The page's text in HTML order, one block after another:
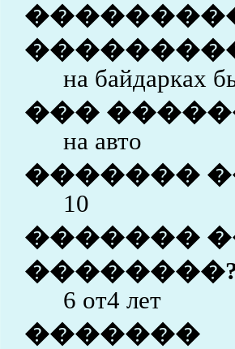
на байдарках
���
на авто
�������
10
�������
6 от4 лет
�������